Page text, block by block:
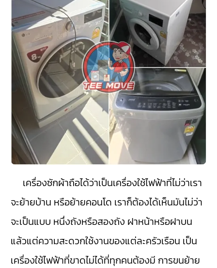
เครื่องซักผ้าถือได้ว่าเป็นเครื่องใช้ไฟฟ้าที่ไม่ว่าเรา
จะย้ายบ้าน หรือย้ายคอนโด เราก็ต้องได้เห็นมันไม่ว่า
จะเป็นแบบ หนึ่งถังหรือสองถัง ฝาหน้าหรือฝาบน
แล้วแต่ความสะดวกใช้งานของแต่ละครัวเรือน เป็น
เครื่องใช้ไฟฟ้าที่ขาดไม่ได้ที่ทุกคนต้องมี การขนย้าย